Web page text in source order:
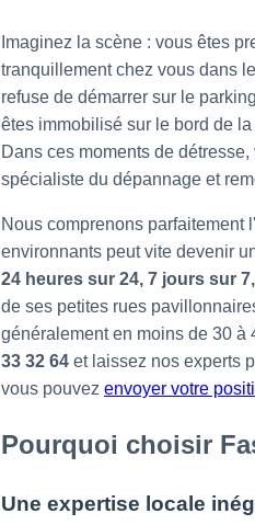
Imaginez la scène : vous êtes
tranquillement chez vous dans
refuse de démarrer sur le
êtes immobilisé sur le bord de
Dans ces moments de
spécialiste du dépannage et
Nous comprenons parfaitement
environnants peut vite devenir
24 heures sur 24, 7 jours sur
de ses petites rues
généralement en moins de 30 à
33 32 64 et laissez nos experts
vous pouvez envoyer votre
Pourquoi choisir
Une expertise locale